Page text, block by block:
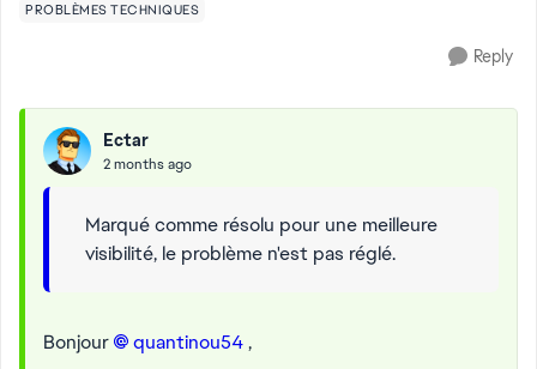
PROBLÈMES TECHNIQUES
Reply
Ectar
2 months ago
Marqué comme résolu pour une meilleure
visibilité, le problème n'est pas réglé.
Bonjour quantinou54​,